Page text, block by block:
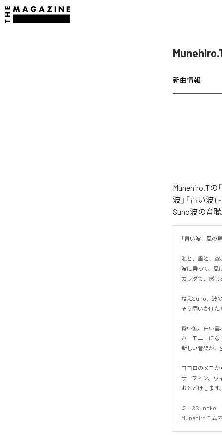
新曲情報
Munehiro.Tの
波」「青い波
Suno波の音
「青い波、風の声
海と、風と、空。
波に乗って、風
カラダで、感じ
ねえSuno、波
そう問いかけた
青い波、白い雲
ハーモニーにな
新しい音楽が、
ココロのメモか
サーフィン、ウ
おとどけします。
ミー&Sunoko
Munehiro.T ム